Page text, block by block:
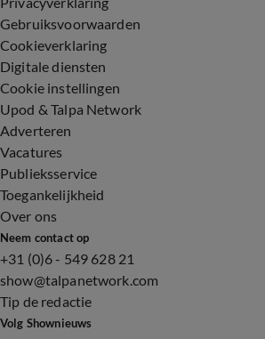
Gebruiksvoorwaarden
Cookieverklaring
Digitale diensten
Cookie instellingen
Upod & Talpa Network
Adverteren
Vacatures
Publieksservice
Toegankelijkheid
Over ons
Neem contact op
+31 (0)6 - 549 628 21
show@talpanetwork.com
Tip de redactie
Volg Shownieuws